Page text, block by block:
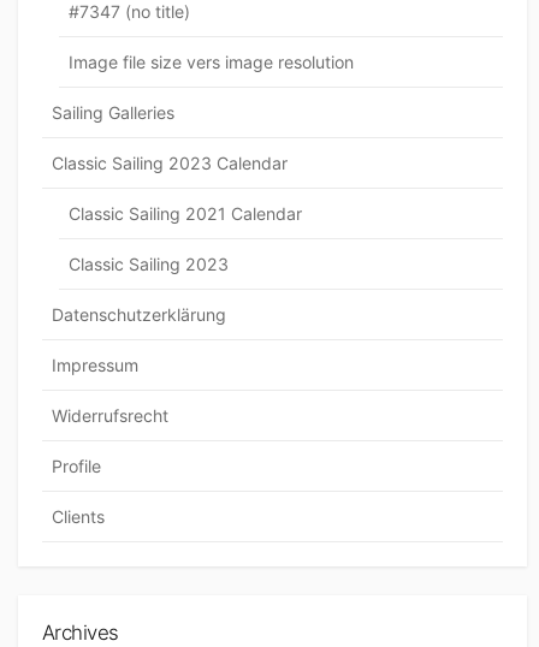
#7347 (no title)
Image file size vers image resolution
Sailing Galleries
Classic Sailing 2023 Calendar
Classic Sailing 2021 Calendar
Classic Sailing 2023
Datenschutzerklärung
Impressum
Widerrufsrecht
Profile
Clients
Archives